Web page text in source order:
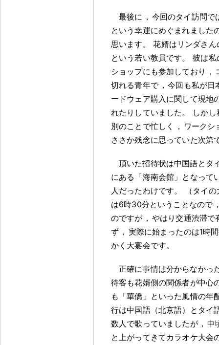
最後に ， 今回のタイ訪問で
という幸運にめぐまれました
思います 。
花婿はリンダさ
という若い教員です。
彼は私
ショップにも参加しており
，
切れる青年で ， 今回も私が日
ードウェア購入に関して現地
れたりしていました 。
しか
別のことで忙しく
， ワークシ
ささか残念に思っていた次第
頂いた招待状は中国語とタ
にある「海南会館」となって
人だったわけです。
（タイ
は6時30分ということなので
のですが ， やはり交通渋滞で
ず ， 実際に始まったのは1時
かく大宴会です。
正確に事情は分からなかっ
待客も花婿側の関係者が中心
も「華僑」といった風情の年
行は中国語（北京語）とタイ
数人で歌っていましたが ， 中
と上がってきてカラオケ大会